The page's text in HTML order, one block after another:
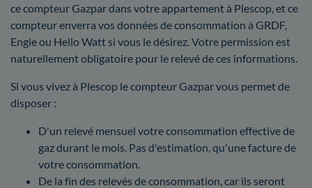
ce compteur Gazpar dans votre appartement à Plescop, et ce
compteur enverra vos données de consommation à GRDF,
Engie ou Hello Watt si vous le désirez. Votre permission est
naturellement obligatoire pour le relevé de ces informations.
Si vous vivez à Plescop le compteur Gazpar vous permet de
disposer :
D'un relevé mensuel votre consommation effective de
gaz durant le mois. Pas d'estimation, qu'une facture de
votre consommation.
De la fin des relevés de consommation, car ils seront